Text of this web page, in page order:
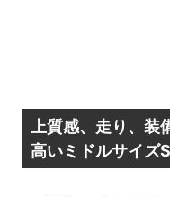
上質感、走り、
高いミドルサイズ